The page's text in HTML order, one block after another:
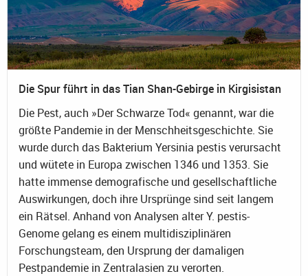
Die Spur führt in das Tian Shan-Gebirge in Kirgisistan
Die Pest, auch »Der Schwarze Tod« genannt, war die
größte Pandemie in der Menschheitsgeschichte. Sie
wurde durch das Bakterium Yersinia pestis verursacht
und wütete in Europa zwischen 1346 und 1353. Sie
hatte immense demografische und gesellschaftliche
Auswirkungen, doch ihre Ursprünge sind seit langem
ein Rätsel. Anhand von Analysen alter Y. pestis-
Genome gelang es einem multidisziplinären
Forschungsteam, den Ursprung der damaligen
Pestpandemie in Zentralasien zu verorten.